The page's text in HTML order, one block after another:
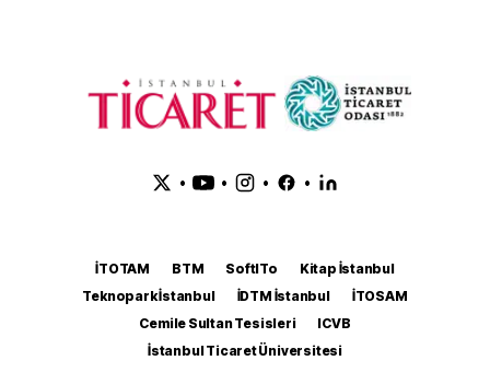
• • • •
İTOTAM BTM SoftITo
Kitap İstanbul
Teknopark İstanbul
İDTM İstanbul
İTOSAM
Cemile Sultan Tesisleri
ICVB
İstanbul Ticaret Üniversitesi